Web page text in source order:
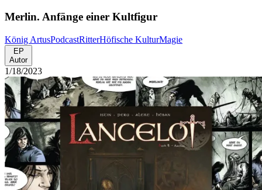
Merlin. Anfänge einer Kultfigur
König ArtusPodcastRitterHöfische KulturMagie
EP
Autor
1/18/2023